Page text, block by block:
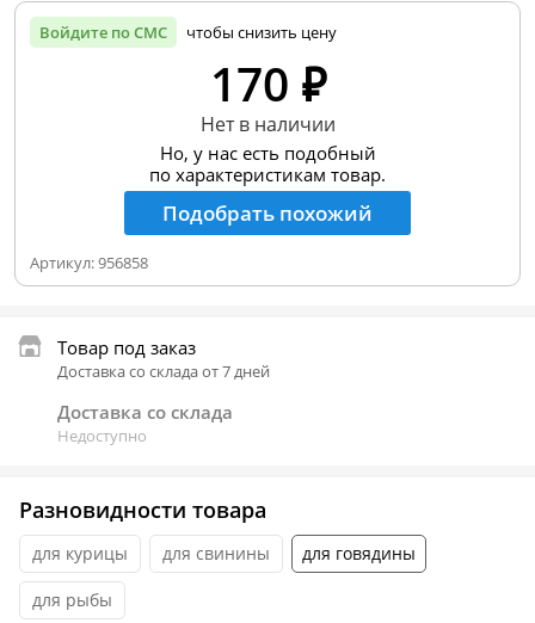
Войдите по СМС чтобы снизить цену
170 ₽
Нет в наличии
Но, у нас есть подобный
по характеристикам товар.
Подобрать похожий
Артикул:956858
Товар под заказ
Доставка со склада от 7 дней
Доставка со склада
Недоступно
Разновидности товара
для курицы для свинины для говядины
для рыбы